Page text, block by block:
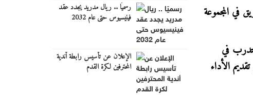
في المجموعة
في
الأداء
رسميًا .. ريال مدريد يجدد عقد
فينيسيوس حتى عام 2032
الإعلان عن تأسيس رابطة أندية
المحترفين لكرة القدم